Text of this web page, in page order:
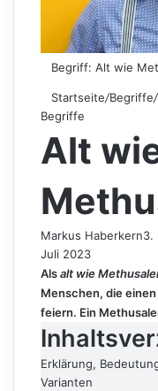
Begriff: Alt wie
Startseite/Begriffe/
Begriffe
Alt
Markus Haberkern3.
Juli 2023
Alsalt wie
Menschen, die
feiern. Ein
Erklärung,
Varianten